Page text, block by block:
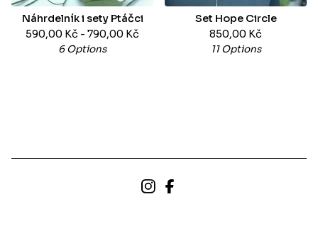
Náhrdelník i sety Ptáčci
590,00 Kč - 790,00 Kč
6 Options
Set Hope Circle
850,00 Kč
11 Options